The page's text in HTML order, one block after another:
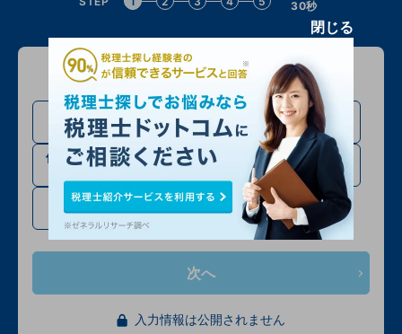
30秒
問い合わせる方について教えてください
法人の方
法人設立・法人成り予定
の方
個人事業主・フリーラン
相続税申告の方
確定申告・その他
次へ
入力情報は公開されません
閉じる